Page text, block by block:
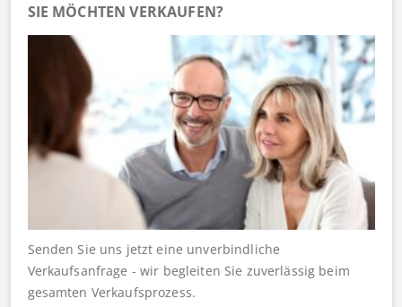
SIE MÖCHTEN VERKAUFEN?
Senden Sie uns jetzt eine unverbindliche
Verkaufsanfrage - wir begleiten Sie zuverlässig beim
gesamten Verkaufsprozess.